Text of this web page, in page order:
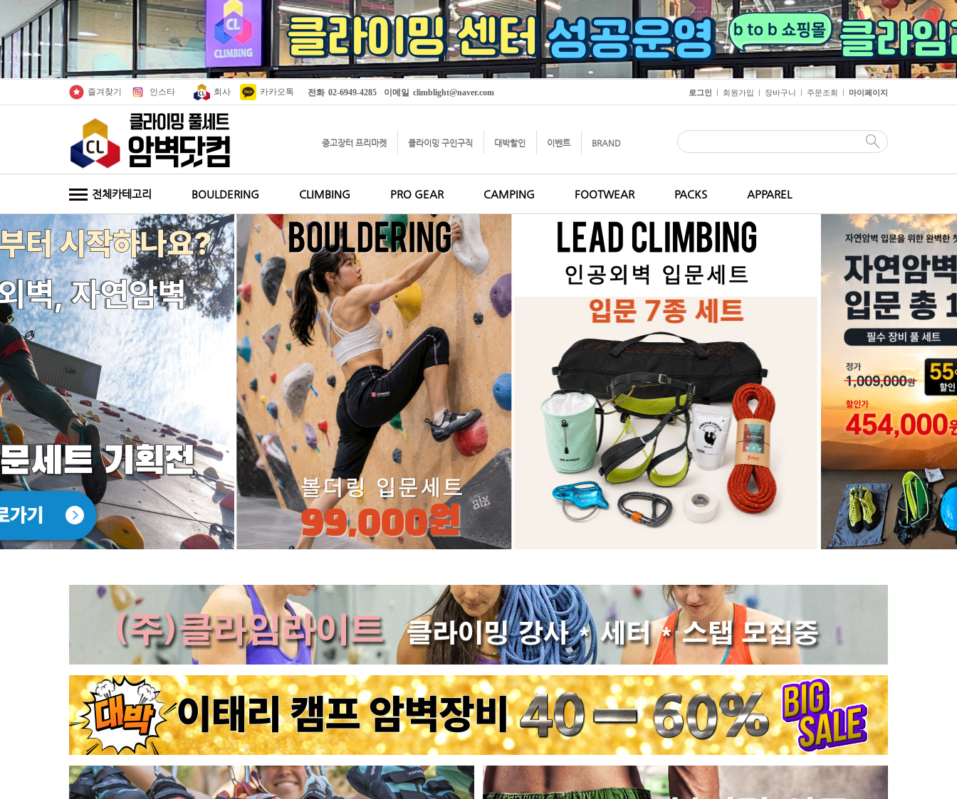
즐겨찾기 인스타 카카오톡
회사 전화 02-6949-4285 이메일 climblight@naver.com 로그인 ㅣ 회원가입 ㅣ 장바구니 ㅣ 주문조회 ㅣ 마이페이지
중고장터 프리마켓 클라이밍 구인구직 대박할인 이벤트 BRAND
전체카테고리 BOULDERING CLIMBING PRO GEAR CAMPING FOOTWEAR PACKS APPAREL